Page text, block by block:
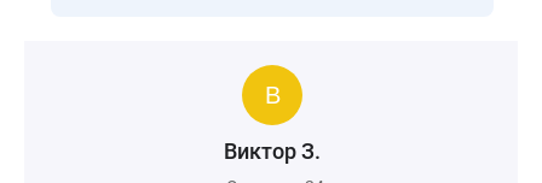
Виктор З.